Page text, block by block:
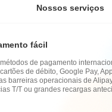
riscos
Nossos serviços
fácil
de pagamento
de débito, Google Pay,
barreiras operacionais de
T/T ou grandes recargas